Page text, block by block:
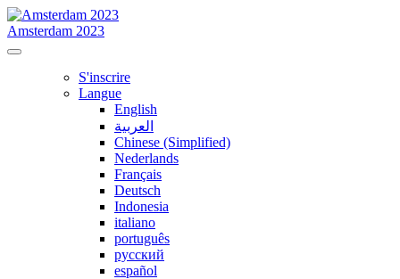
Amsterdam 2023
S'inscrire
Langue
English
العربية
Chinese (Simplified)
Nederlands
Français
Deutsch
Indonesia
italiano
português
русский
español